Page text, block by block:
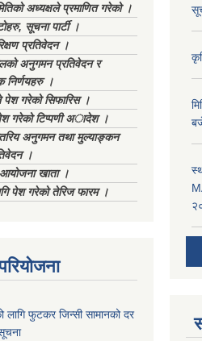
अध्यक्षले प्रमाणित गरेको ।
सूचना पार्टी ।
प्रतिवेदन ।
अनुगमन प्रतिवेदन र
निर्णयहरु ।
पेश गरेको सिफारिस ।
गरेको टिप्पणी अादेश ।
अनुगमन तथा मुल्याङ्कन
।
खाता ।
पेश गरेको तेरिज फारम ।
फुटकर जिन्सी सामानको दर